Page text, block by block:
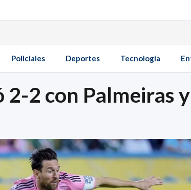
Policiales Deportes Tecnología
2 con Palmeiras